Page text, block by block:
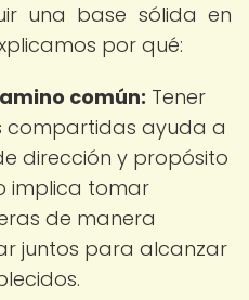
una base sólida en
por qué:
común: Tener
compartidas ayuda a
dirección y propósito
implica tomar
de manera
juntos para alcanzar